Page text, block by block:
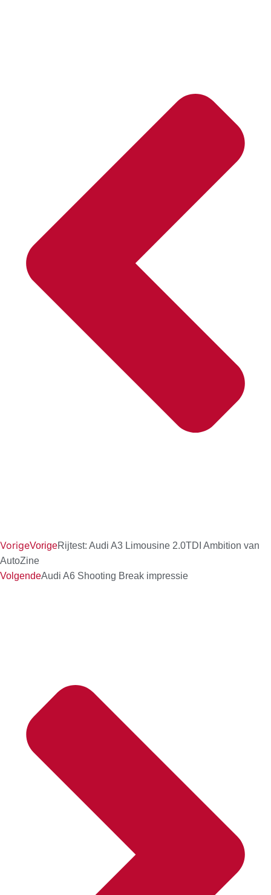
VorigeVorigeRijtest: Audi A3 Limousine 2.0TDI Ambition van
AutoZine
VolgendeAudi A6 Shooting Break impressie